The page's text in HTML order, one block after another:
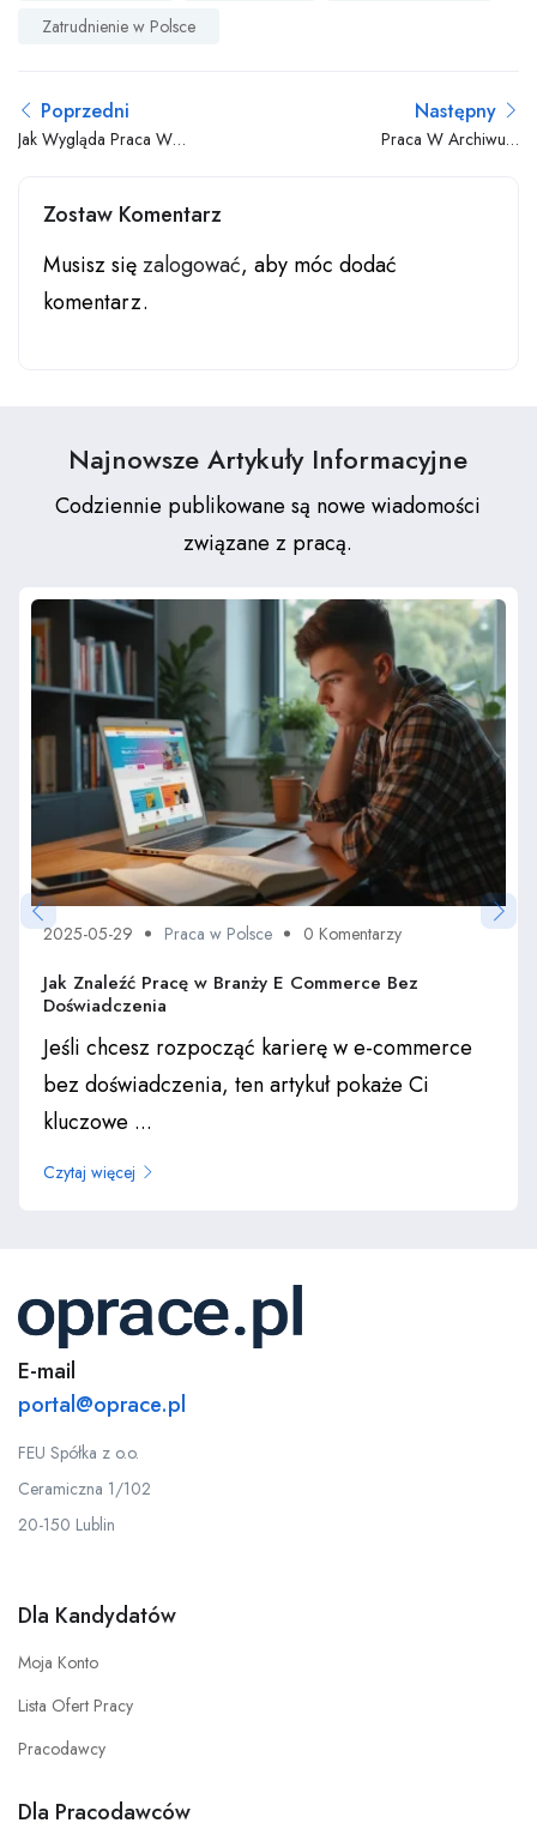
Zatrudnienie w Polsce
Poprzedni
Jak Wygląda Praca W
Następny
Praca W Archiwum
Zostaw Komentarz
Musisz sięzalogować, aby móc dodać
komentarz.
Najnowsze Artykuły Informacyjne
Codziennie publikowane są nowe wiadomości
związane z pracą.
2025-05-29 Praca w Polsce 0 Komentarzy
Jak Znaleźć Pracę w Branży E Commerce Bez
Doświadczenia
Jeśli chcesz rozpocząć karierę w e-commerce
bez doświadczenia, ten artykuł pokaże Ci
kluczowe ...
Czytaj więcej
E-mail
portal@oprace.pl
FEU Spółka z o.o.
Ceramiczna 1/102
20-150 Lublin
Dla Kandydatów
Moja Konto
Lista Ofert Pracy
Pracodawcy
Dla Pracodawców